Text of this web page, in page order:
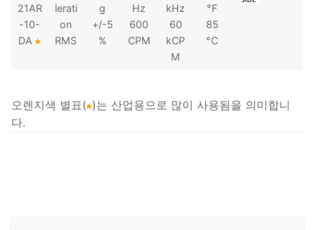
21AR
-10-
DA
lerati
on
RMS
g
+/-5
%
Hz
600
CPM
kHz
60
kCP
M
°F
85
°C
오렌지색 별표( )는 산업용으로 많이 사용됨을 의미합니
다.